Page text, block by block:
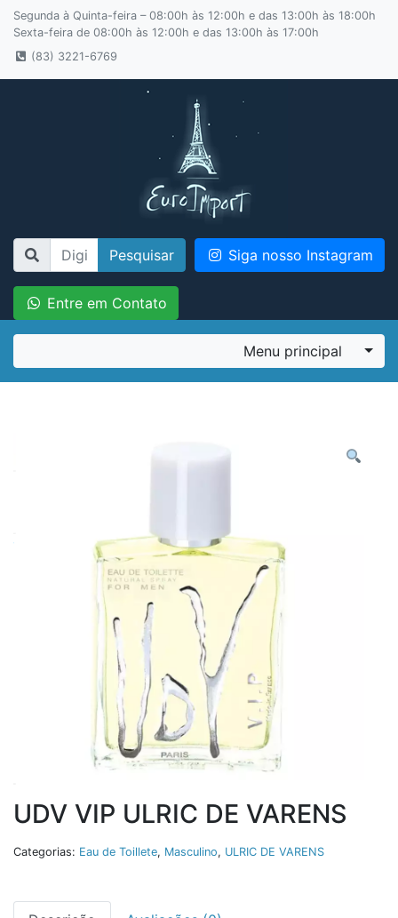
Segunda à Quinta-feira – 08:00h às 12:00h e das 13:00h às 18:00h
Sexta-feira de 08:00h às 12:00h e das 13:00h às 17:00h
(83) 3221-6769
Pesquisar Siga nosso Instagram
Entre em Contato
Menu principal
UDV VIP ULRIC DE VARENS
Categorias: Eau de Toillete, Masculino, ULRIC DE VARENS